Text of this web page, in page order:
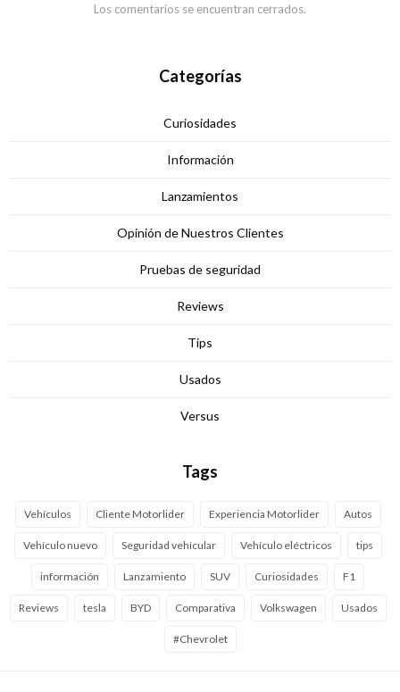
Los comentarios se encuentran cerrados.
Categorías
Curiosidades
Información
Lanzamientos
Opinión de Nuestros Clientes
Pruebas de seguridad
Reviews
Tips
Usados
Versus
Tags
Vehículos Cliente Motorlider Experiencia Motorlider Autos
Vehículo nuevo Seguridad vehícular Vehículo eléctricos tips
información Lanzamiento SUV Curiosidades F1
Reviews tesla BYD Comparativa Volkswagen Usados
#Chevrolet